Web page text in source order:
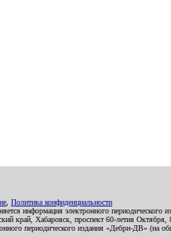
Политика конфиденциальности
информация электронного
край, Хабаровск, проспект 60-летия
периодического издания «Дебри-